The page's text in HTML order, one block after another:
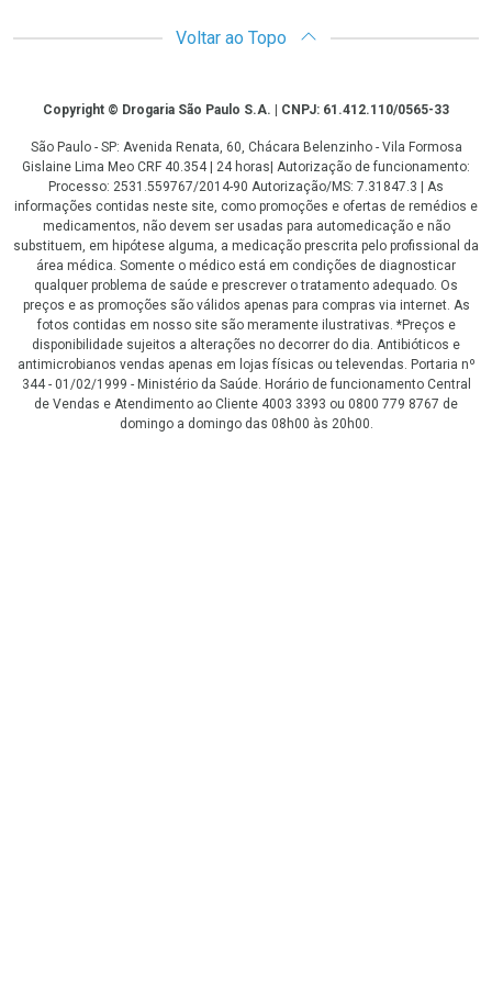
Voltar ao Topo
CopyrightCopyright © Drogaria São Paulo S.A. | CNPJ: 61.412.110/0565-33
São Paulo - SP: Avenida Renata, 60, Chácara Belenzinho - Vila Formosa
Gislaine Lima Meo CRF 40.354 | 24 horas| Autorização de funcionamento:
Processo: 2531.559767/2014-90 Autorização/MS: 7.31847.3 | As
informações contidas neste site, como promoções e ofertas de remédios e
medicamentos, não devem ser usadas para automedicação e não
substituem, em hipótese alguma, a medicação prescrita pelo profissional da
área médica. Somente o médico está em condições de diagnosticar
qualquer problema de saúde e prescrever o tratamento adequado. Os
preços e as promoções são válidos apenas para compras via internet. As
fotos contidas em nosso site são meramente ilustrativas. *Preços e
disponibilidade sujeitos a alterações no decorrer do dia. Antibióticos e
antimicrobianos vendas apenas em lojas físicas ou televendas. Portaria nº
344 - 01/02/1999 - Ministério da Saúde. Horário de funcionamento Central
de Vendas e Atendimento ao Cliente 4003 3393 ou 0800 779 8767 de
domingo a domingo das 08h00 às 20h00.